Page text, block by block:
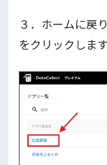
３．ホームに戻
をクリックします